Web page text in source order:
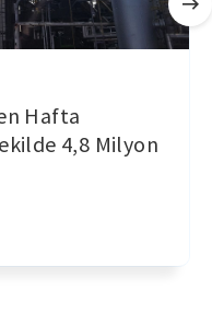
Hafta
4,8 Milyon